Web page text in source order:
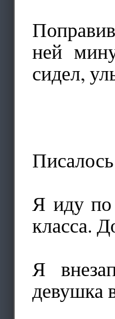
ней
сидел,
Я иду по
класса.
Я
девушка